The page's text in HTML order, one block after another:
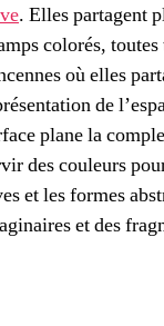
. Elles partagent
colorés,
où elles
de
plane la
des couleurs
et les formes
et des